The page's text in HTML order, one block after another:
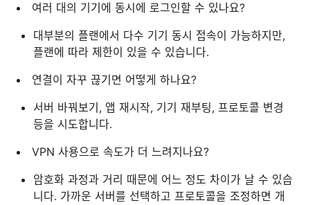
여러 대의 기기에 동시에 로그인할 수 있나요?
대부분의 플랜에서 다수 기기 동시 접속이 가능하지만,
플랜에 따라 제한이 있을 수 있습니다.
연결이 자꾸 끊기면 어떻게 하나요?
서버 바꿔보기, 앱 재시작, 기기 재부팅, 프로토콜 변경
등을 시도합니다.
VPN 사용으로 속도가 더 느려지나요?
암호화 과정과 거리 때문에 어느 정도 차이가 날 수 있습
니다. 가까운 서버를 선택하고 프로토콜을 조정하면 개